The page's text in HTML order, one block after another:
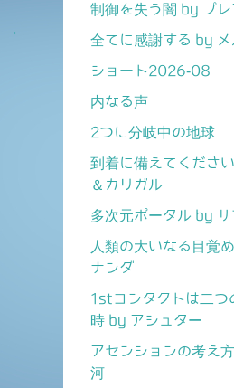
→
制御を失う闇 by プレ
全てに感謝する by メ
ショート2026-08
内なる声
2つに分岐中の地球
到着に備えてくださ
＆カリガル
多次元ポータル by
人類の大いなる目覚
ナンダ
1stコンタクトは二つ
時 by アシュター
アセンションの考え
河